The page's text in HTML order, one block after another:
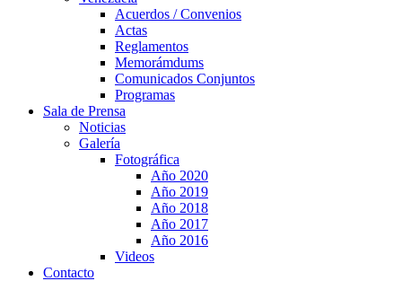
Acuerdos / Convenios
Actas
Reglamentos
Memorámdums
Comunicados Conjuntos
Programas
Sala de Prensa
Noticias
Galería
Fotográfica
Año 2020
Año 2019
Año 2018
Año 2017
Año 2016
Videos
Contacto